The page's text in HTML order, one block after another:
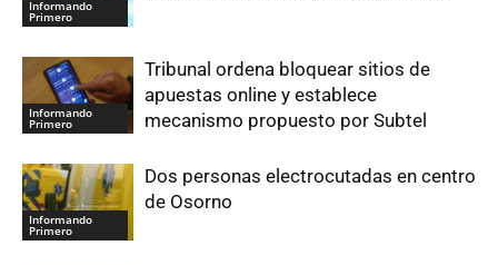
Informando
Primero
Informando
Primero
Tribunal ordena bloquear sitios de
apuestas online y establece
mecanismo propuesto por Subtel
Informando
Primero
Dos personas electrocutadas en centro
de Osorno